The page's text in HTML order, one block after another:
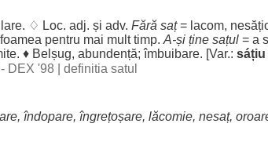
. ♢ Loc. adj. și adv. Fără saț= lacom,
foamea pentru mai mult timp. A-și ține sațul = a
. ♦ Belșug, abundență;îmbuibare. [Var.: sáțiu
DEX '98
definitia satul
, îndopare, îngrețoșare, lăcomie, nesaț,